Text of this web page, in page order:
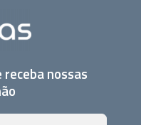
receba nossas